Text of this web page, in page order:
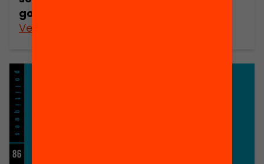
governança del sistema educatiu
Veure’n més